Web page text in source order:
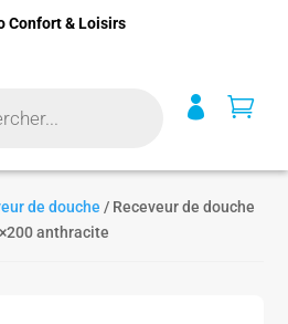
 
de douche / Receveur de douche
anthracite